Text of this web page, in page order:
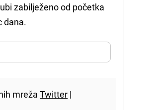
zabilježeno od početka
dana.
mrežaTwitter |